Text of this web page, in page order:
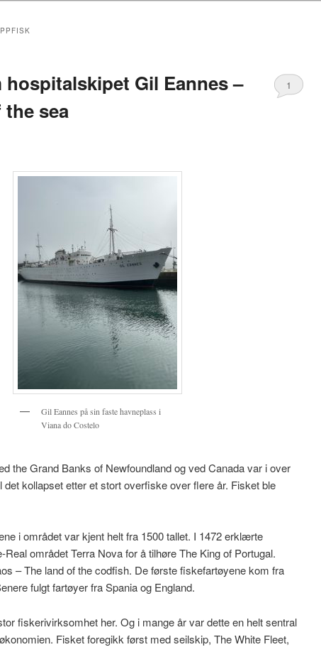
Gil Eannes –
sea
1
Gil Eannes på sin faste havneplass i
Viana do Costelo
the Grand Banks of Newfoundland og ved Canada var i over
det kollapset etter et stort overfiske over flere år. Fisket ble
i området var kjent helt fra 1500 tallet. I 1472 erklærte
området Terra Nova for å tilhøre The King of Portugal.
– The land of the codfish. De første fiskefartøyene kom fra
fulgt fartøyer fra Spania og England.
fiskerivirksomhet her. Og i mange år var dette en helt sentral
Fisket foregikk først med seilskip, The White Fleet,